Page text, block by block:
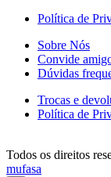
Política de
Sobre Nós
Convide
Dúvidas
Trocas e
Política de
Todos os direitos
mufasa